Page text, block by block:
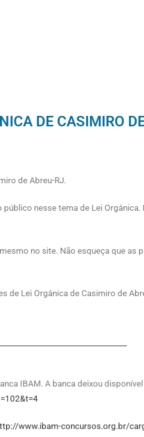
DE CASIMIRO
de Abreu-RJ.
nesse tema de Lei
no site. Não esqueça que as
de Lei Orgânica de Casimiro de
IBAM. A banca deixou
www.ibam-concursos.org.br/